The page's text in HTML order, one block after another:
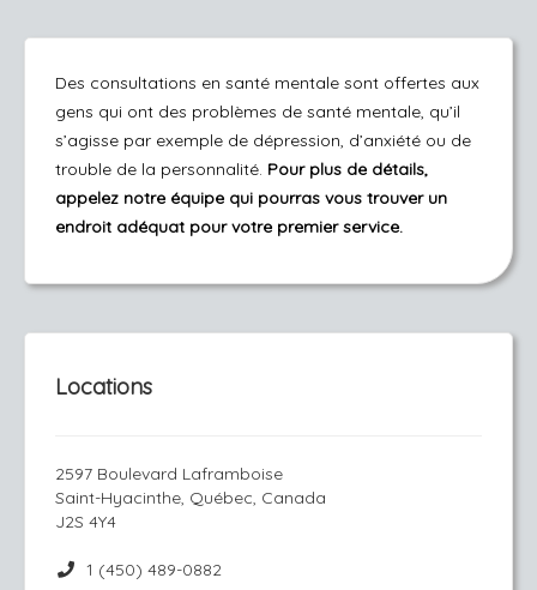
Des consultations en santé mentale sont offertes aux
gens qui ont des problèmes de santé mentale, qu’il
s’agisse par exemple de dépression, d’anxiété ou de
trouble de la personnalité. Pour plus de détails,
appelez notre équipe qui pourras vous trouver un
endroit adéquat pour votre premier service.
Locations
2597 Boulevard Laframboise
Saint-Hyacinthe, Québec, Canada
J2S 4Y4
1 (450) 489-0882